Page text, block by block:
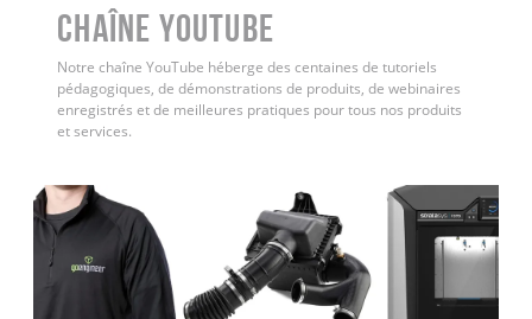
Chaîne YouTube
Notre chaîne YouTube héberge des centaines de tutoriels
pédagogiques, de démonstrations de produits, de webinaires
enregistrés et de meilleures pratiques pour tous nos produits
et services.